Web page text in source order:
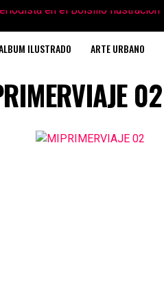
ILUSTRADO ARTE URBANO
02